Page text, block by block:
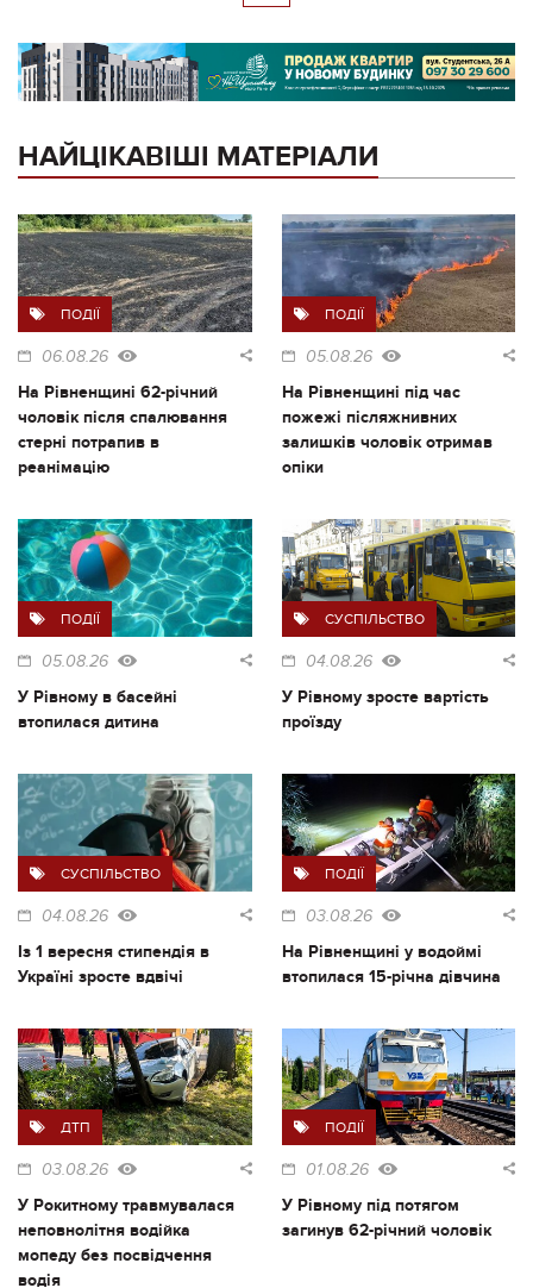
НАЙЦІКАВІШІ МАТЕРІАЛИ
ПОДІЇ
06.08.26
На Рівненщині 62-річний
чоловік після спалювання
стерні потрапив в
реанімацію
ПОДІЇ
05.08.26
На Рівненщині під час
пожежі післяжнивних
залишків чоловік отримав
опіки
ПОДІЇ
05.08.26
У Рівному в басейні
втопилася дитина
СУСПІЛЬСТВО
04.08.26
У Рівному зросте вартість
проїзду
СУСПІЛЬСТВО
04.08.26
Із 1 вересня стипендія в
Україні зросте вдвічі
ПОДІЇ
03.08.26
На Рівненщині у водоймі
втопилася 15-річна дівчина
ДТП
03.08.26
У Рокитному травмувалася
неповнолітня водійка
мопеду без посвідчення
водія
ПОДІЇ
01.08.26
У Рівному під потягом
загинув 62-річний чоловік